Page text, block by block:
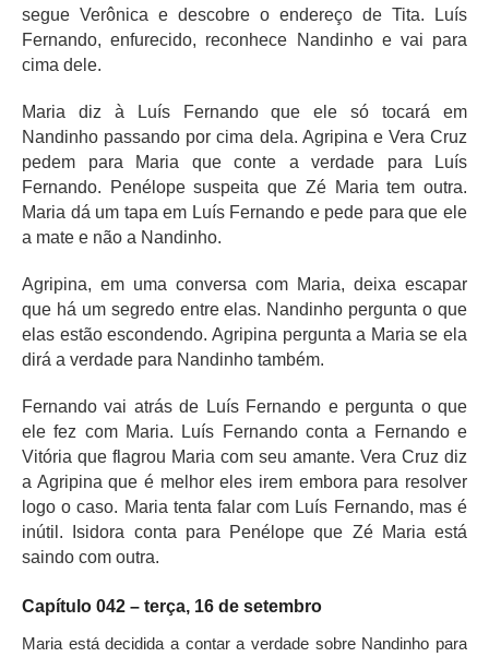
segue Verônica e descobre o endereço de Tita. Luís
Fernando, enfurecido, reconhece Nandinho e vai para
cima dele.
Maria diz à Luís Fernando que ele só tocará em
Nandinho passando por cima dela. Agripina e Vera Cruz
pedem para Maria que conte a verdade para Luís
Fernando. Penélope suspeita que Zé Maria tem outra.
Maria dá um tapa em Luís Fernando e pede para que ele
a mate e não a Nandinho.
Agripina, em uma conversa com Maria, deixa escapar
que há um segredo entre elas. Nandinho pergunta o que
elas estão escondendo. Agripina pergunta a Maria se ela
dirá a verdade para Nandinho também.
Fernando vai atrás de Luís Fernando e pergunta o que
ele fez com Maria. Luís Fernando conta a Fernando e
Vitória que flagrou Maria com seu amante. Vera Cruz diz
a Agripina que é melhor eles irem embora para resolver
logo o caso. Maria tenta falar com Luís Fernando, mas é
inútil. Isidora conta para Penélope que Zé Maria está
saindo com outra.
Capítulo 042 – terça, 16 de setembro
Maria está decidida a contar a verdade sobre Nandinho para